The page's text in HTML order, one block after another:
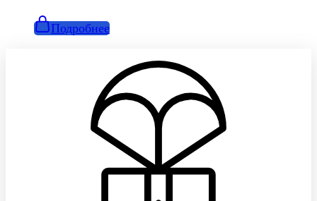
Подробнее